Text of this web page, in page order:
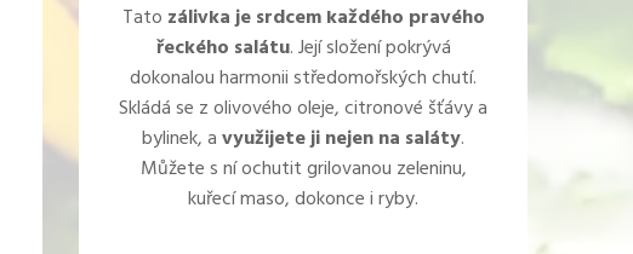
Tato zálivka je srdcem každého pravého
řeckého salátu. Její složení pokrývá
dokonalou harmonii středomořských chutí.
Skládá se z olivového oleje, citronové šťávy a
bylinek, avyužijete ji nejen na saláty.
Můžete s ní ochutit grilovanou zeleninu,
kuřecí maso, dokonce i ryby.